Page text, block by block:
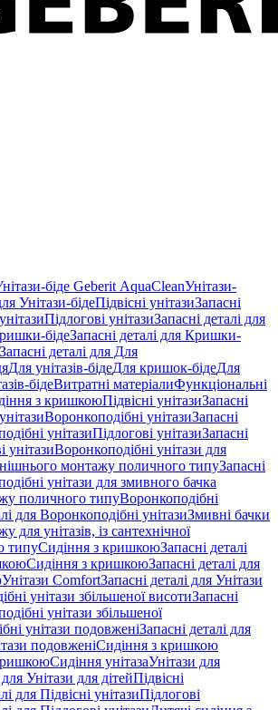
біде Geberit AquaCleanУнітази-
Унітази-бідеПідвісні унітазиЗапасні
Підлогові унітазиЗапасні деталі для
бідеЗапасні деталі для Кришки-
Запасні деталі для Для
Для унітазів-бідеДля кришок-бідеДля
бідеВитратні матеріалиФункціональні
з кришкоюПідвісні унітазиЗапасні
Воронкоподібні унітазиЗапасні
унітазиПідлогові унітазиЗапасні
унітазиВоронкоподібні унітази для
монтажу поличного типуЗапасні
унітази для змивного бачка
поличного типуВоронкоподібні
для Воронкоподібні унітазиЗмивні бачки
для унітазів, із сантехнічної
типуСидіння з кришкоюЗапасні деталі
Сидіння з кришкоюЗапасні деталі для
Унітази ComfortЗапасні деталі для Унітази
унітази збільшеної висотиЗапасні
унітази збільшеної
унітази подовженіЗапасні деталі для
подовженіСидіння з кришкою
Сидіння унітазаУнітази для
Унітази для дітейПідвісні
для Підвісні унітазиПідлогові